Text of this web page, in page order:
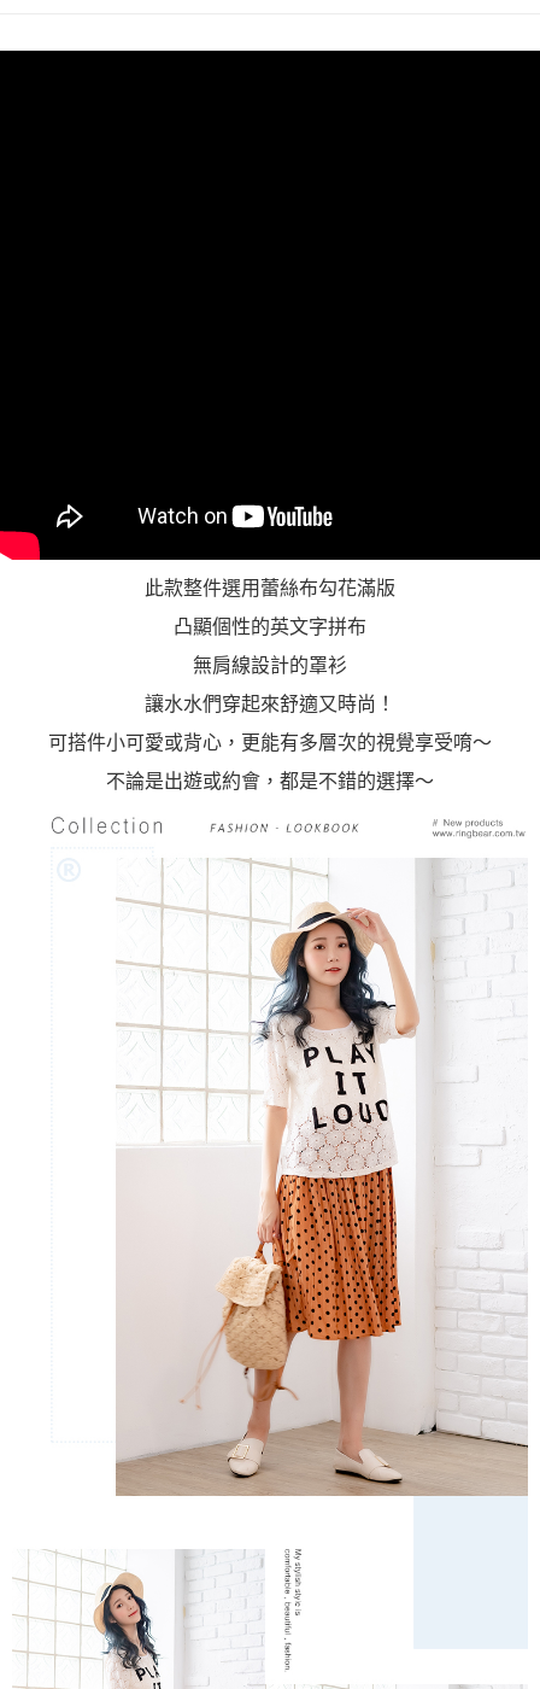
２．關於個人資料處理事宜，請瀏覽以下網址：
此款整件選用蕾絲布勾花滿版
凸顯個性的英文字拼布
無肩線設計的罩衫
讓水水們穿起來舒適又時尚！
可搭件小可愛或背心，更能有多層次的視覺享受唷～
不論是出遊或約會，都是不錯的選擇～